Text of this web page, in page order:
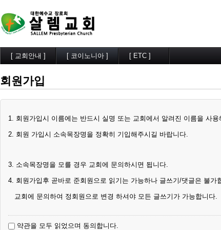
[ 교회안내 ]
예배시간
담임목사
부교역자
오시는길
[ 코이노니아 ]
찬양/성가
살렘목장
나눔자료
목양실
[ ETC ]
회원가입
1. 회원가입시 이름에는 반드시 실명 또는 교회에서 알려진 이름을 사용
2. 회원 가입시 소속목장명을 정확히 기입해주시길 바랍니다.
3. 소속목장명을 모를 경우 교회에 문의하시면 됩니다.
4. 회원가입후 곧바로 준회원으로 읽기는 가능하나 글쓰기/댓글은 불가
교회에 문의하여 정회원으로 변경 하셔야 모든 글쓰기가 가능합니다.
5. 오랜기간 정회원으로의 변경이 없는 경우 광고글을 위한 가입으로 간
약관을 모두 읽었으며 동의합니다.